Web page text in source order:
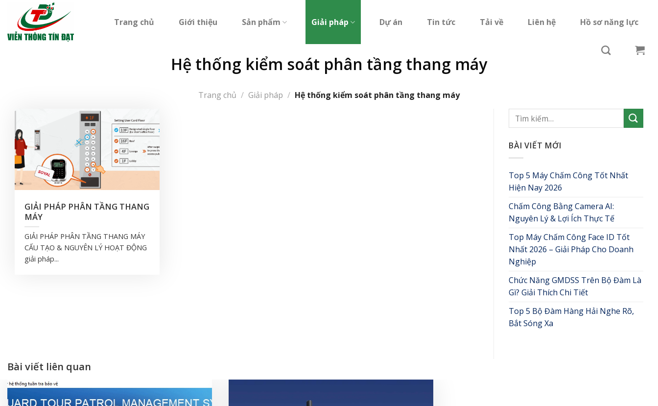
dung
Trang chủ Giới thiệu Sản phẩm Giải pháp Dự án Tin tức Tải về Liên hệ Hồ sơ năng lực
Hệ thống kiểm soát phân tầng thang máy
Trang chủ / Giải pháp / Hệ thống kiểm soát phân tầng thang máy
GIẢI PHÁP PHÂN TẦNG THANG
MÁY
GIẢI PHÁP PHÂN TẦNG THANG MÁY
CẤU TẠO & NGUYÊN LÝ HOẠT ĐỘNG
giải pháp...
BÀI VIẾT MỚI
Top 5 Máy Chấm Công Tốt Nhất
Hiện Nay 2026
Chấm Công Bằng Camera AI:
Nguyên Lý & Lợi Ích Thực Tế
Top Máy Chấm Công Face ID Tốt
Nhất 2026 – Giải Pháp Cho Doanh
Nghiệp
Chức Năng GMDSS Trên Bộ Đàm Là
Gì? Giải Thích Chi Tiết
Top 5 Bộ Đàm Hàng Hải Nghe Rõ,
Bắt Sóng Xa
Bài viết liên quan